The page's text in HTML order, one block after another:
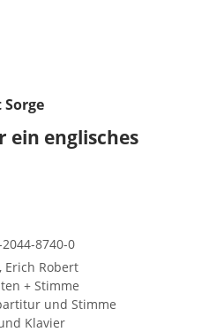
ein englisches
8740-0
Erich Robert
+ Stimme
und Stimme
Klavier